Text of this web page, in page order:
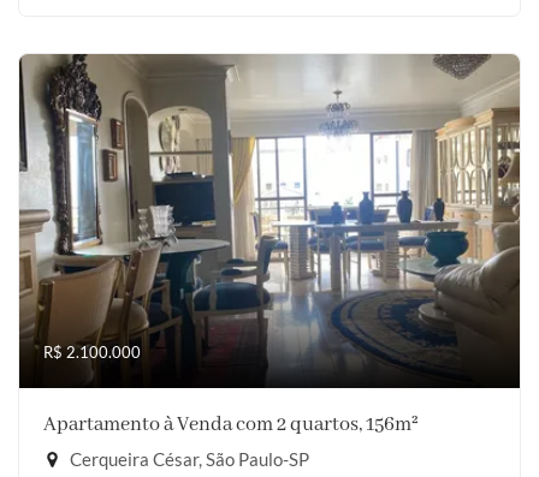
R$ 2.100.000
Apartamento à Venda com 2 quartos, 156m²
Cerqueira César, São Paulo-SP